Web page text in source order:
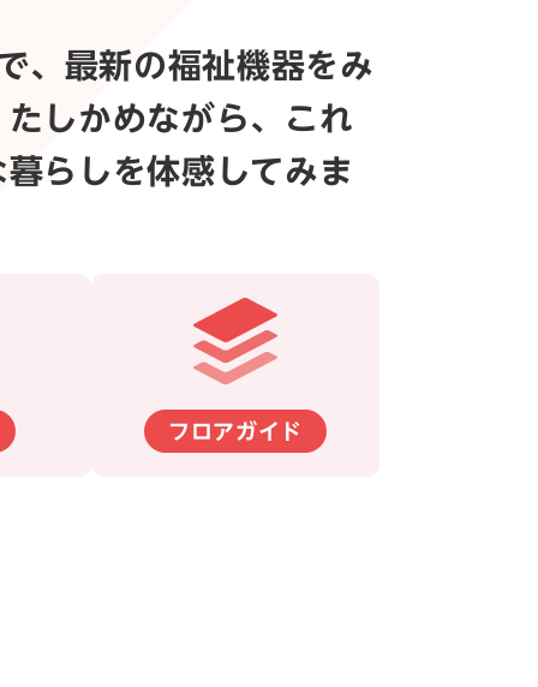
、最新の福祉機器をみ
しかめながら、これ
らしを体感してみま
フロアガイド